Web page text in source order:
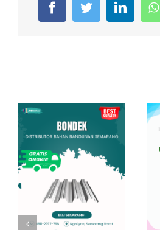
FacebookTwitter